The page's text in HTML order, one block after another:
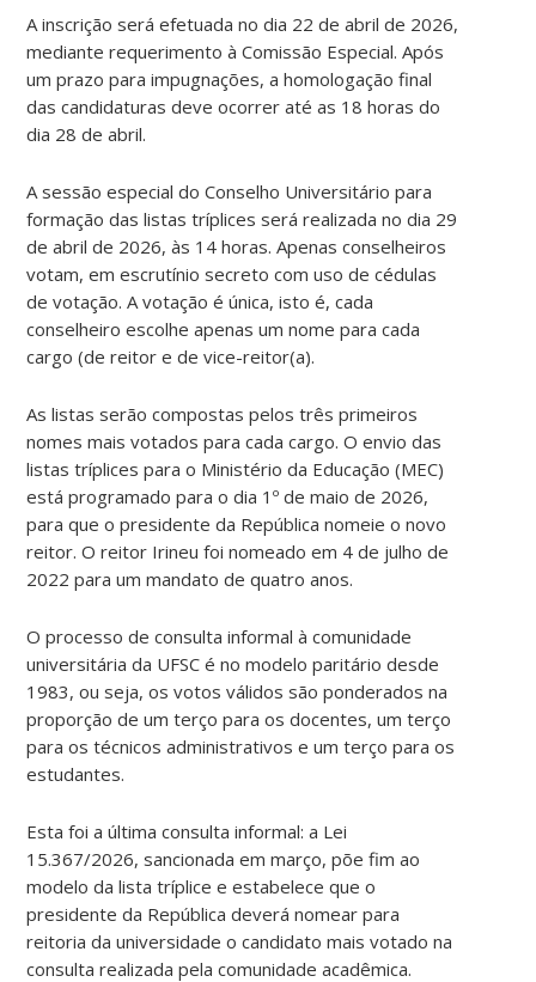
A inscrição será efetuada no dia 22 de abril de 2026,
mediante requerimento à Comissão Especial. Após
um prazo para impugnações, a homologação final
das candidaturas deve ocorrer até as 18 horas do
dia 28 de abril.
A sessão especial do Conselho Universitário para
formação das listas tríplices será realizada no dia 29
de abril de 2026, às 14 horas. Apenas conselheiros
votam, em escrutínio secreto com uso de cédulas
de votação. A votação é única, isto é, cada
conselheiro escolhe apenas um nome para cada
cargo (de reitor e de vice-reitor(a).
As listas serão compostas pelos três primeiros
nomes mais votados para cada cargo. O envio das
listas tríplices para o Ministério da Educação (MEC)
está programado para o dia 1º de maio de 2026,
para que o presidente da República nomeie o novo
reitor. O reitor Irineu foi nomeado em 4 de julho de
2022 para um mandato de quatro anos.
O processo de consulta informal à comunidade
universitária da UFSC é no modelo paritário desde
1983, ou seja, os votos válidos são ponderados na
proporção de um terço para os docentes, um terço
para os técnicos administrativos e um terço para os
estudantes.
Esta foi a última consulta informal: a Lei
15.367/2026, sancionada em março, põe fim ao
modelo da lista tríplice e estabelece que o
presidente da República deverá nomear para
reitoria da universidade o candidato mais votado na
consulta realizada pela comunidade acadêmica.